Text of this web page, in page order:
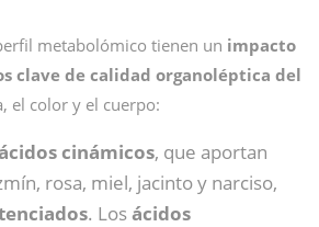
metabolómico tienen un impacto
clave de calidad organoléptica del
el color y el cuerpo:
cinámicos, que aportan
rosa, miel, jacinto y narciso,
. Losácidos